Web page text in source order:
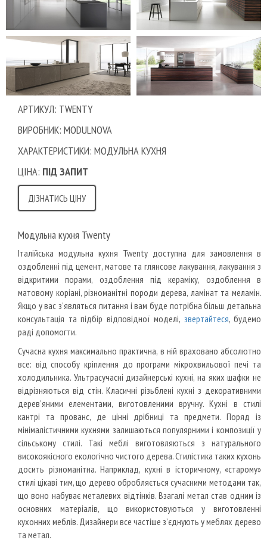
АРТИКУЛ: TWENTY
ВИРОБНИК: MODULNOVA
ХАРАКТЕРИСТИКИ: МОДУЛЬНА КУХНЯ
ЦІНА: ПІД ЗАПИТ
ДІЗНАТИСЬ ЦІНУ
Модульна кухня Twenty
Італійська модульна кухня Twenty доступна для замовлення в
оздобленні під цемент, матове та глянсове лакування, лакування з
відкритими порами, оздоблення під кераміку, оздоблення в
матовому коріані, різноманітні породи дерева, ламінат та меламін.
Якщо у вас з’являться питання і вам буде потрібна більш детальна
консультація та підбір відповідної моделі, звертайтеся, будемо
раді допомогти.
Сучасна кухня максимально практична, в ній враховано абсолютно
все: від способу кріплення до програми мікрохвильової печі та
холодильника. Ультрасучасні дизайнерські кухні, на яких шафки не
відрізняються від стін. Класичні різьблені кухні з декоративними
дерев’яними елементами, виготовленими вручну. Кухні в стилі
кантрі та прованс, де цінні дрібниці та предмети. Поряд із
мінімалістичними кухнями залишаються популярними і композиції у
сільському стилі. Такі меблі виготовляються з натурального
високоякісного екологічно чистого дерева.Стилістика таких кухонь
досить різноманітна. Наприклад, кухні в історичному, «старому»
стилі цікаві тим, що дерево обробляється сучасними методами так,
що воно набуває металевих відтінків. Взагалі метал став одним із
основних матеріалів, що використовуються у виготовленні
кухонних меблів. Дизайнери все частіше з’єднують у меблях дерево
та метал.